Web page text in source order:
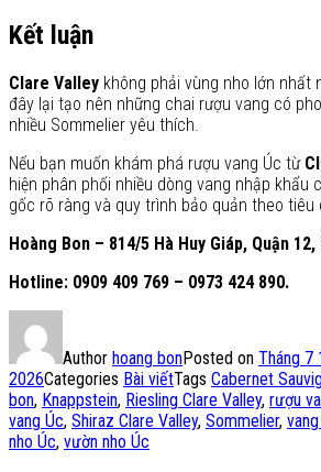
Kết luận
Clare Valley không phải vùng nho lớn nhất
đây lại tạo nên những chai rượu vang có
nhiều Sommelier yêu thích.
Nếu bạn muốn khám phá rượu vang Úc từ
hiện phân phối nhiều dòng vang nhập khẩu
gốc rõ ràng và quy trình bảo quản theo tiêu
Hoàng Bon – 814/5 Hà Huy Giáp, Quận 12,
Hotline: 0909 409 769 – 0973 424 890.
Author hoang bonPosted on Tháng 7
2026Categories Bài viếtTags Cabernet
bon, Knappstein, Riesling Clare Valley, rượu
vang Úc, Shiraz Clare Valley, Sommelier,
nho Úc, vườn nho Úc